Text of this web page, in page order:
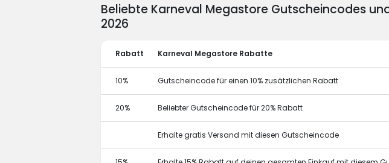
Beliebte Karneval Megastore Gutscheincodes
2026
Rabatt Karneval Megastore Rabatte
10% Gutscheincode für einen 10% zusätzlichen Rabatt
20% Beliebter Gutscheincode für 20% Rabatt
Erhalte gratis Versand mit diesen Gutscheincode